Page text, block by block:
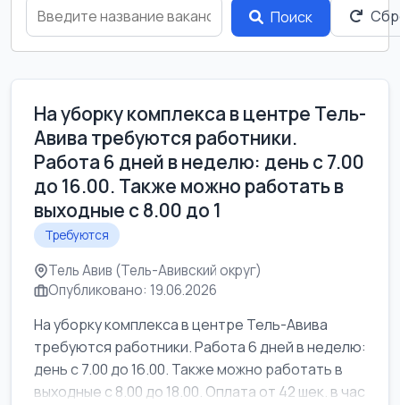
Поиск
На уборку комплекса в центре Тель-
Авива требуются работники.
Работа 6 дней в неделю: день с 7.00
до 16.00. Также можно работать в
выходные с 8.00 до 1
Требуются
Тель Авив (Тель-Авивский округ)
Опубликовано: 19.06.2026
На уборку комплекса в центре Тель-Авива
требуются работники. Работа 6 дней в неделю:
день с 7.00 до 16.00. Также можно работать в
выходные с 8.00 до 18.00. Оплата от 42 шек. в час